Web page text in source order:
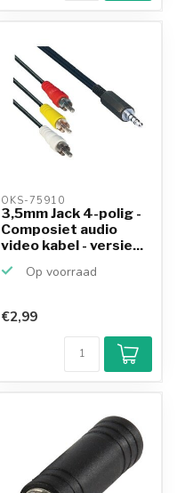
OKS-75910
3,5mm Jack 4-polig -
Composiet audio
video kabel - versie...
Op voorraad
€2,99